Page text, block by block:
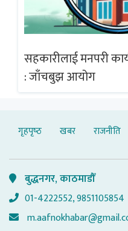
सहकारीलाई मनपरी
: जाँचबुझ आयोग
गृहपृष्‍ठ खबर राजनीति
बुद्धनगर, काठमाडौँ
01-4222552, 9851105854